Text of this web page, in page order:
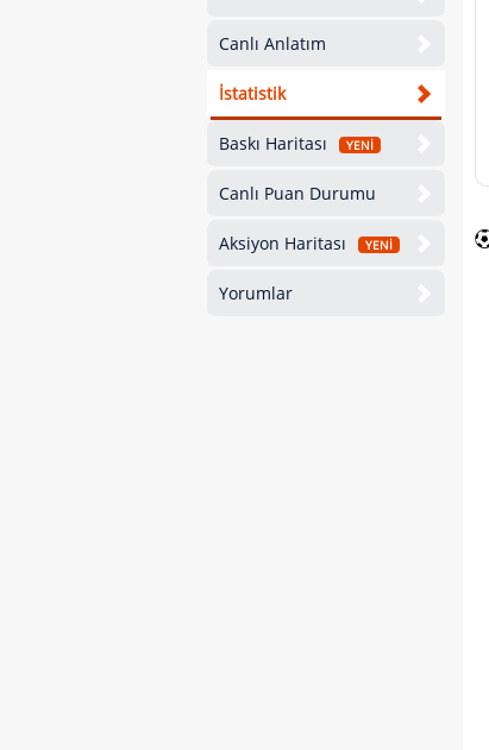
Canlı Anlatım
İstatistik
Baskı Haritası YENİ
Canlı Puan Durumu
Aksiyon Haritası YENİ
Yorumlar